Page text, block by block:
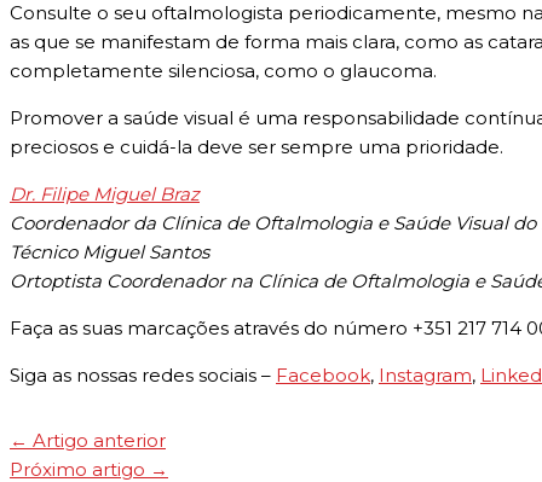
Consulte o seu oftalmologista periodicamente, mesmo
as que se manifestam de forma mais clara, como as
completamente silenciosa, como o glaucoma.
Promover a saúde visual é uma responsabilidade
preciosos e cuidá-la deve ser sempre uma prioridade.
Dr. Filipe Miguel Braz
Coordenador da Clínica de Oftalmologia e Saúde Visual do
Técnico Miguel Santos
Ortoptista Coordenador na Clínica de Oftalmologia e
Faça as suas marcações através do número +351 217 714
Siga as nossas redes sociais – Facebook, Instagram,
← Artigo anterior
Próximo artigo →